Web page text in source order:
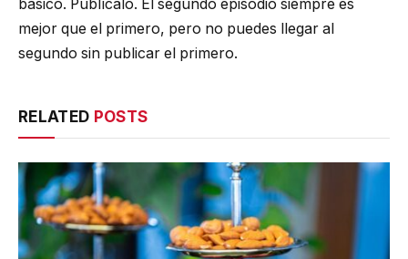
básico. Publícalo. El segundo episodio siempre es
mejor que el primero, pero no puedes llegar al
segundo sin publicar el primero.
RELATED POSTS